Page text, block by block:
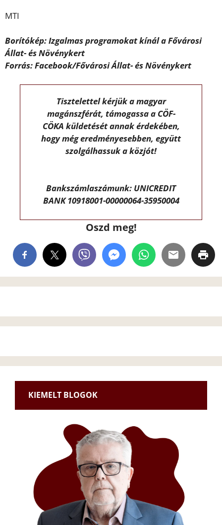
MTI
Borítókép: Izgalmas programokat kínál a Fővárosi
Állat- és Növénykert
Forrás: Facebook/Fővárosi Állat- és Növénykert
Tisztelettel kérjük a magyar
magánszférát, támogassa a CÖF-
CÖKA küldetését annak érdekében,
hogy még eredményesebben, együtt
szolgálhassuk a közjót!
Bankszámlaszámunk: UNICREDIT
BANK 10918001-00000064-35950004
Oszd meg!
KIEMELT BLOGOK